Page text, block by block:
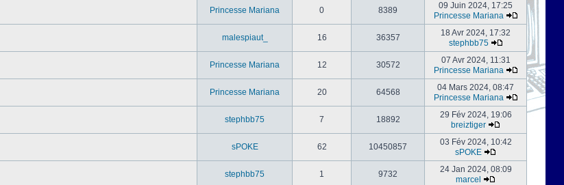
Princesse Mariana 0 8389
09 Juin 2024, 17:25
Princesse Mariana
malespiaut_ 16 36357
18 Avr 2024, 17:32
stephbb75
Princesse Mariana 12 30572
07 Avr 2024, 11:31
Princesse Mariana
Princesse Mariana 20 64568
04 Mars 2024, 08:47
Princesse Mariana
stephbb75 7 18892
29 Fév 2024, 19:06
breiztiger
sPOKE 62 10450857
03 Fév 2024, 10:42
sPOKE
stephbb75 1 9732
24 Jan 2024, 08:09
marcel